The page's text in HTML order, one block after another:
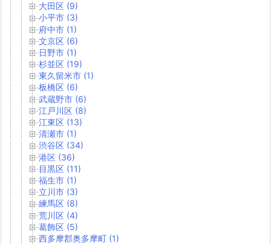
大田区 (9)
小平市 (3)
府中市 (1)
文京区 (6)
日野市 (1)
杉並区 (19)
東久留米市 (1)
板橋区 (6)
武蔵野市 (6)
江戸川区 (8)
江東区 (13)
清瀬市 (1)
渋谷区 (34)
港区 (36)
目黒区 (11)
福生市 (1)
立川市 (3)
練馬区 (8)
荒川区 (4)
葛飾区 (5)
西多摩郡奥多摩町 (1)